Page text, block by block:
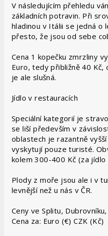
V následujícím přehledu
základních potravin. Při
hladinou v Itálii se jedná o
přesto, že jsou od sebe
Cena 1 kopečku zmrzliny
Euro, tedy přibližně 40 Kč,
je ale slušná.
Jídlo v restauracích
Speciální kategorií je
se liší především v
oblastech je razantně
vyskytují pouze turisté.
kolem 300-400 Kč (za
Plody z moře jsou ale i v
levnější než u nás v ČR.
Ceny ve Splitu,
Cena za: Euro (€) CZK (Kč)